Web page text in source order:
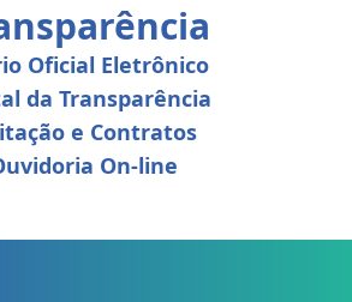
Oficial Eletrônico
da Transparência
e Contratos
On-line